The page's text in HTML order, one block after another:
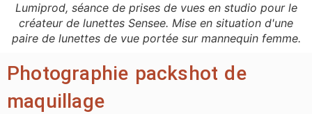
Lumiprod, séance de prises de vues en studio pour le
créateur de lunettes Sensee. Mise en situation d'une
paire de lunettes de vue portée sur mannequin femme.
Photographie packshot de
maquillage